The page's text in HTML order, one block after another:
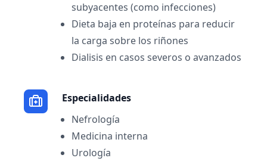
subyacentes (como infecciones)
Dieta baja en proteínas para reducir
la carga sobre los riñones
Dialisis en casos severos o avanzados
Especialidades
Nefrología
Medicina interna
Urología